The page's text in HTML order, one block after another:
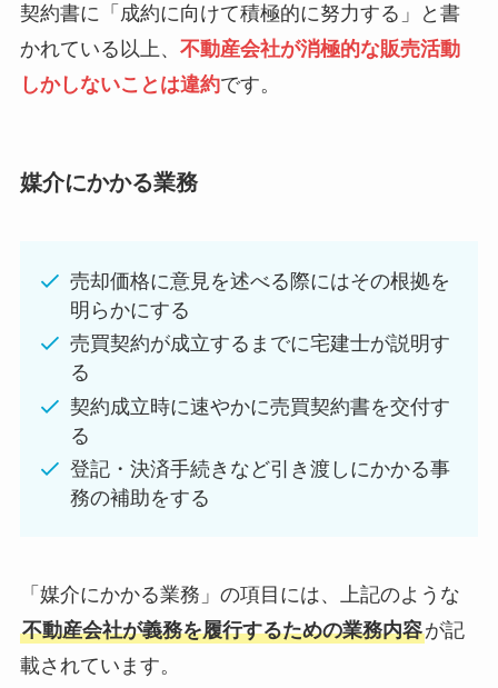
契約書に「成約に向けて積極的に努力する」と書
かれている以上、 不動産会社が消極的な販売活動
しかしないことは違約です。
媒介にかかる業務
売却価格に意見を述べる際にはその根拠を
明らかにする
売買契約が成立するまでに宅建士が説明す
る
契約成立時に速やかに売買契約書を交付す
る
登記・決済手続きなど引き渡しにかかる事
務の補助をする
「媒介にかかる業務」の項目には、上記のような
不動産会社が義務を履行するための業務内容が記
載されています。